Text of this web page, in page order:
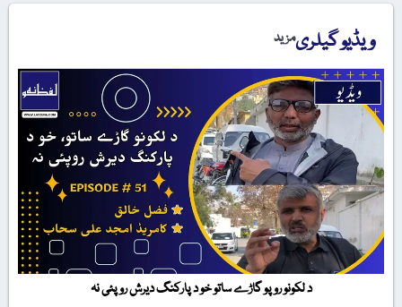
ویڈیو گیلریمزید
د لکونو روپو گاڑے ساتو خو د پارکنگ دیرش روپئی نہ